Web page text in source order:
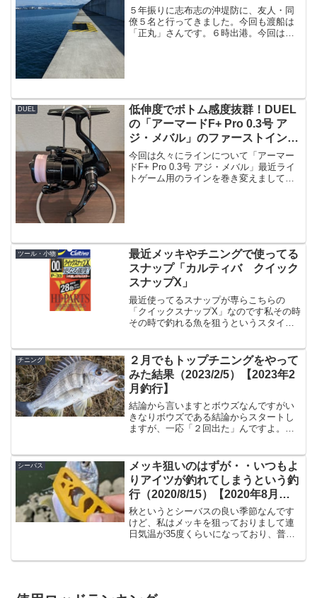
行】
５年振りに志布志の沖堤防に、友人・同
僚５名と行ってきました。今回も渡船は
「正丸」さんです。６時出港。今回は初
DUEL
低伸度でボトム感度抜群！DUEL
の「アーマードF+ Pro 0.3号 ア
ジ・メバル」のファーストインプ
レ。
今回は久々にラインについて「アーマー
ドF+ Pro 0.3号 アジ・メバル」最近ライ
トゲーム用のラインを巻き変えまして、
ツール・小物
最近メッキやチニングで使ってる
スナップ「カルティバ クイック
スナップX」
最近使ってるスナップが専らこちらの
「クイックスナップX」なのです私その時
その時で釣れる魚を狙うというスタイル
いうような事をやるわけですが、この際
にいちいちスナップを交換...
チニング
２月でもトップチニングをやって
みた結果（2023/2/5）【2023年2
月釣行】
結論から言いますとボウズなんですがい
きなりボウズである結論からスタートし
ますが、一応「２回出た」んですよ。ト
う事でバラしたものの、２月の宮崎でも
トップチニング成立するじ...
シーバス
メッキ狙いのはずが・・いつもよ
りアイツが釣れてしまうという釣
行（2020/8/15）【2020年8月釣
行】
秋というとシーバスの良い季節なんです
けど、私はメッキを狙っておりまして連
日気温が35度くらいになっており、普通